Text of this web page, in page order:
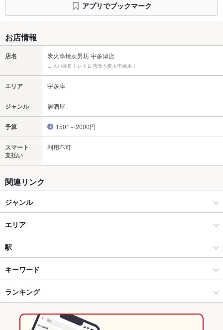
アプリでブックマーク
お店情報
店名 炭火串焼次男坊 宇多津店
コスパ抜群！レトロ感漂う炭火串焼店！
エリア 宇多津
ジャンル 居酒屋
予算 1501～2000円
スマート
支払い
利用不可
関連リンク
ジャンル
居酒屋
和風
丸亀･坂出･宇多津･善通寺･多度津 × 居酒屋
丸亀･坂出･宇多津･善通寺･多度津 × 和風
宇多津駅 × 居酒屋
エリア
宇多津
宇多津 × 居酒屋
宇多津 × 和風
駅
宇多津駅
キーワード
手羽先 からあげ
ランキング
香川のグルメランキング